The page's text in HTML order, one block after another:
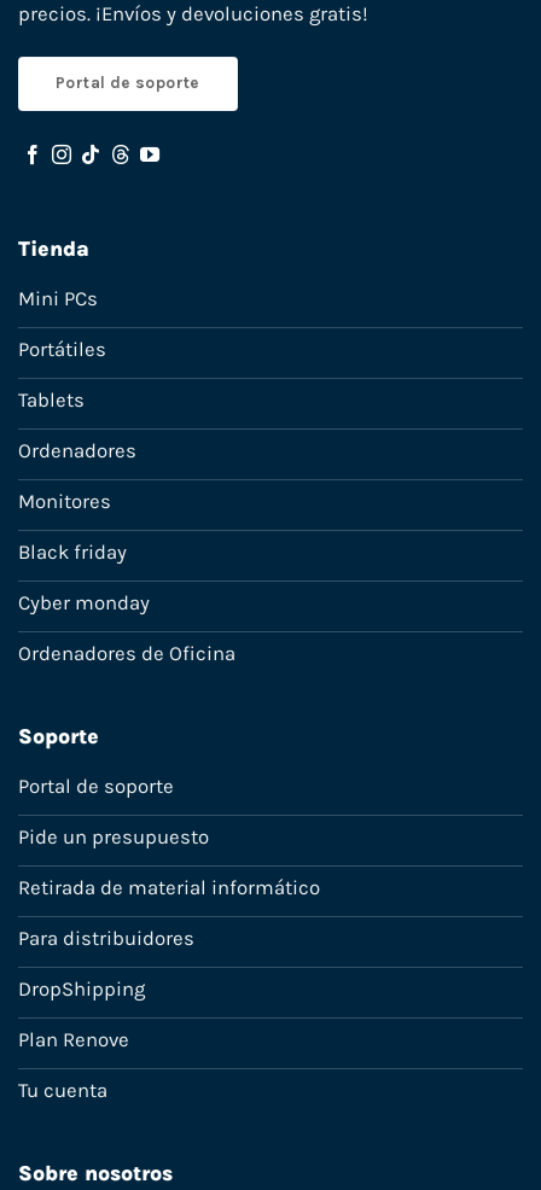
precios. ¡Envíos y devoluciones gratis!
Portal de soporte
Tienda
Mini PCs
Portátiles
Tablets
Ordenadores
Monitores
Black friday
Cyber monday
Ordenadores de Oficina
Soporte
Portal de soporte
Pide un presupuesto
Retirada de material informático
Para distribuidores
DropShipping
Plan Renove
Tu cuenta
Sobre nosotros